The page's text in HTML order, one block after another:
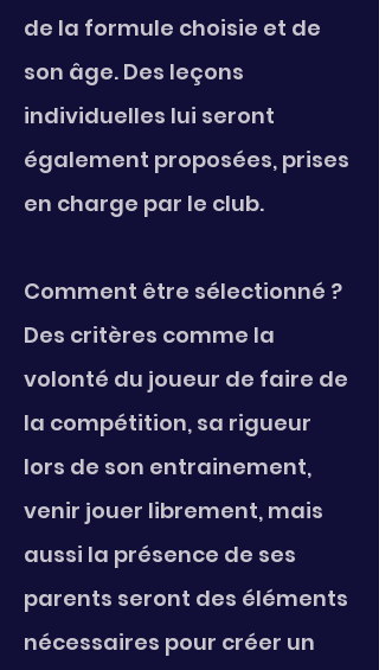
de la formule choisie et de
son âge. Des leçons
individuelles lui seront
également proposées, prises
en charge par le club.
Comment être sélectionné ?
Des critères comme la
volonté du joueur de faire de
la compétition, sa rigueur
lors de son entrainement,
venir jouer librement, mais
aussi la présence de ses
parents seront des éléments
nécessaires pour créer un